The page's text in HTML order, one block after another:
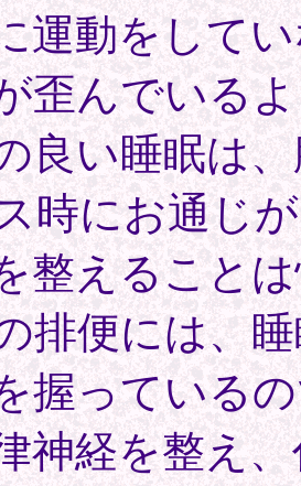
運動をして
歪んでいる
良い睡眠は
時にお通じ
整えること
排便には、
握っている
神経を整え